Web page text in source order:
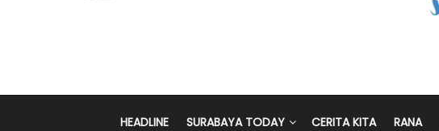
HEADLINE SURABAYA TODAY CERITA KITA RANA